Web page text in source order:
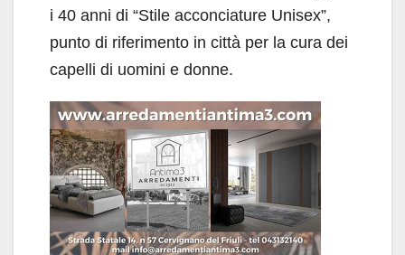
i 40 anni di “Stile acconciature Unisex”,
punto di riferimento in città per la cura dei
capelli di uomini e donne.